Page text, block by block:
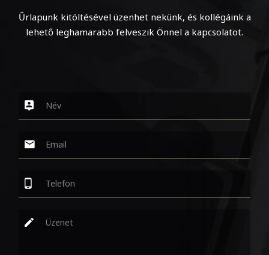
Űrlapunk kitöltésével üzenhet nekünk, és kollégáink a
lehető leghamarabb felveszik Önnel a kapcsolatot.